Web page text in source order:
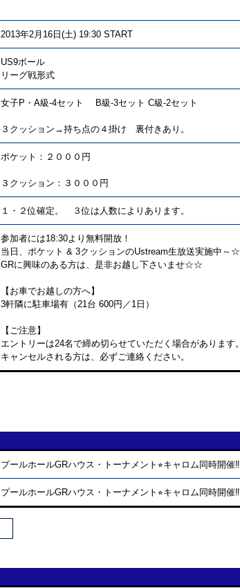
2013年2月16日(土) 19:30 START
US9ボール
リーグ戦形式
女子P・A級-4セット B級-3セット C級-2セット
３クッション→持ち点の４掛け 裏付きあり。
ポケット：２０００円
３クッション：３０００円
１・２位確定。 ３位は人数によりあります。
参加者には18:30より無料開放！
当日、ポケット & 3クッションのUstream生放送実施中～☆
GRに興味のある方は、是非お越し下さいませ☆☆
【お車でお越しの方へ】
3軒隣に駐車場有（21台 600円／1日）
【ご注意】
エントリーは24名で締め切らせていただく場合があります。
キャンセルされる方は、必ずご連絡ください。
プールホールGRハウス・トーナメント⭐︎キャロム同時開催‼️
プールホールGRハウス・トーナメント⭐︎キャロム同時開催‼️